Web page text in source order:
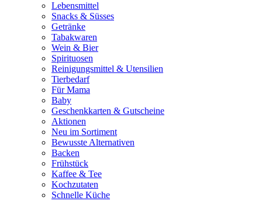
Lebensmittel
Snacks & Süsses
Getränke
Tabakwaren
Wein & Bier
Spirituosen
Reinigungsmittel & Utensilien
Tierbedarf
Für Mama
Baby
Geschenkkarten & Gutscheine
Aktionen
Neu im Sortiment
Bewusste Alternativen
Backen
Frühstück
Kaffee & Tee
Kochzutaten
Schnelle Küche